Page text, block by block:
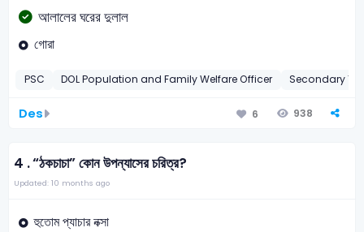
আলালের ঘরের দুলাল
গোরা
PSC DOL Population and Family Welfare Officer Secondary
Des 6 938
4 .“ঠকচাচা” কোন উপন্যাসের চরিত্র?
Updated: 10 months ago
হুতোম প্যাচার নক্সা